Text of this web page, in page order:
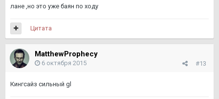
лане ,но это уже баян по ходу
Цитата
MatthewProphecy
#13
6 октября 2015
Кингсайз сильный gl